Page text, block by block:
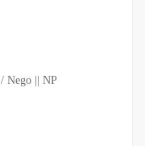
/ Nego || NP